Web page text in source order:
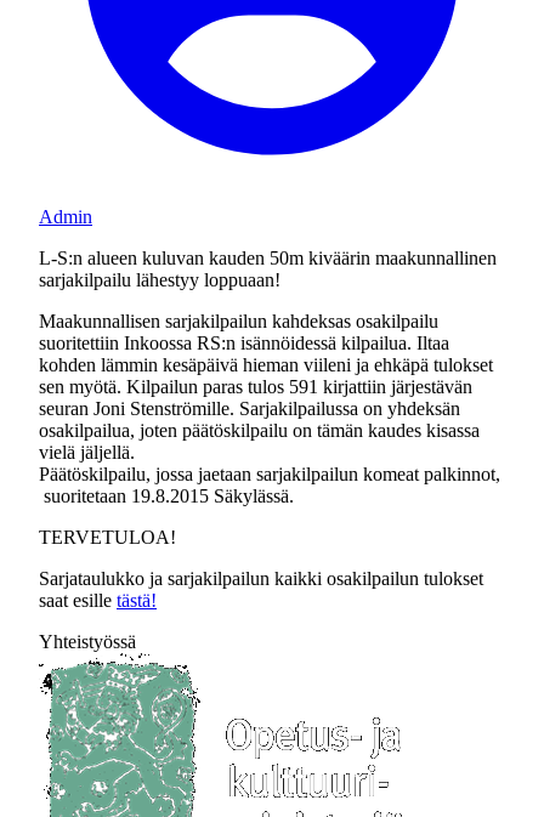
Admin
L-S:n alueen kuluvan kauden 50m kiväärin maakunnallinen
sarjakilpailu lähestyy loppuaan!
Maakunnallisen sarjakilpailun kahdeksas osakilpailu
suoritettiin Inkoossa RS:n isännöidessä kilpailua. Iltaa
kohden lämmin kesäpäivä hieman viileni ja ehkäpä tulokset
sen myötä. Kilpailun paras tulos 591 kirjattiin järjestävän
seuran Joni Stenströmille. Sarjakilpailussa on yhdeksän
osakilpailua, joten päätöskilpailu on tämän kaudes kisassa
vielä jäljellä.
Päätöskilpailu, jossa jaetaan sarjakilpailun komeat palkinnot,
suoritetaan 19.8.2015 Säkylässä.
TERVETULOA!
Sarjataulukko ja sarjakilpailun kaikki osakilpailun tulokset
saat esille tästä!
Yhteistyössä